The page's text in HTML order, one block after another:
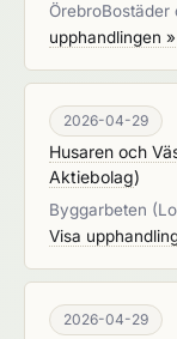
ÖrebroBostäder
upphandlingen »
2026-04-29
Husaren och
Aktiebolag)
Byggarbeten
Visa
2026-04-29